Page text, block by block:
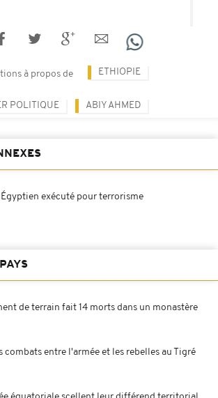
à propos de ETHIOPIE
POLITIQUE ABIY AHMED
exécuté pour terrorisme
de terrain fait 14 morts dans un monastère
combats entre l'armée et les rebelles au Tigré